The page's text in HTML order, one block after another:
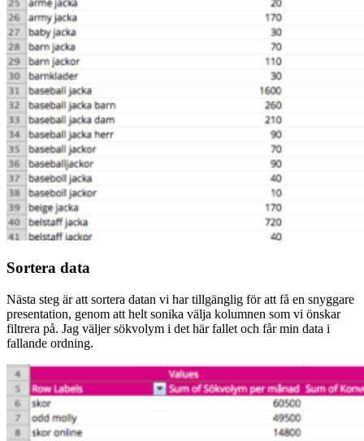
Sortera data
Nästa steg är att sortera datan vi har tillgänglig för att få en snyggare
presentation, genom att helt sonika välja kolumnen som vi önskar
filtrera på. Jag väljer sökvolym i det här fallet och får min data i
fallande ordning.